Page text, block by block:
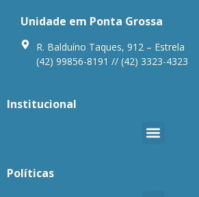
Unidade em Ponta Grossa
R. Balduíno Taques, 912 – Estrela
(42) 99856-8191 // (42) 3323-4323
Institucional
Políticas